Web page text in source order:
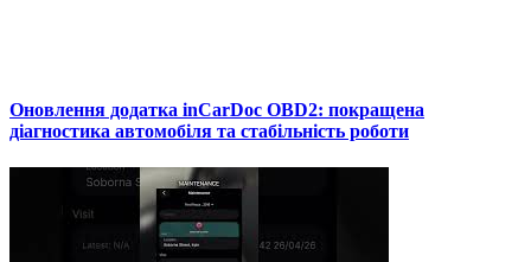
Оновлення додатка inCarDoc OBD2: покращена
діагностика автомобіля та стабільність роботи